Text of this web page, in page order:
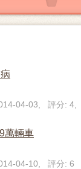
04-03, 評分:
萬輛車
04-10, 評分: 6